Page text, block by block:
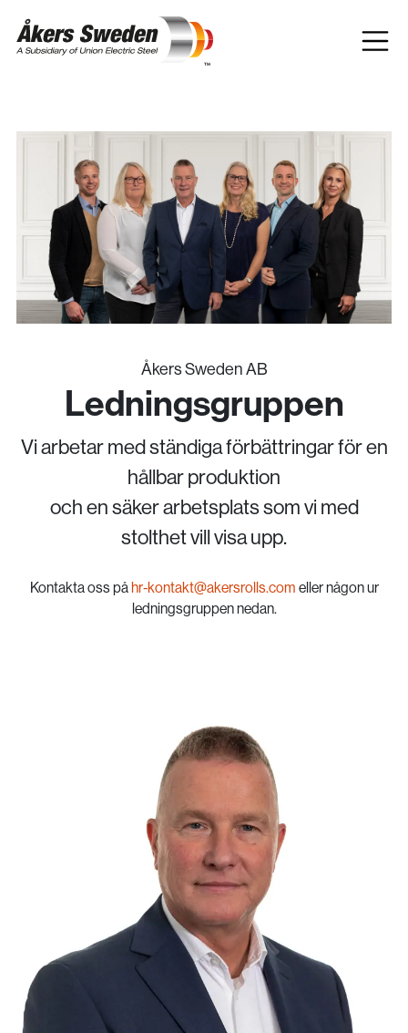
Åkers Sweden AB
Ledningsgruppen
Vi arbetar med ständiga förbättringar för en
hållbar produktion
och en säker arbetsplats som vi med
stolthet vill visa upp.
Kontakta oss påhr-kontakt@akersrolls.com eller någon ur
ledningsgruppen nedan.